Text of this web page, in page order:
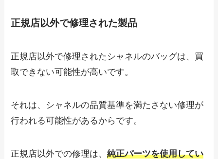
正規店以外で修理された製品
正規店以外で修理されたシャネルのバッグは、買
取できない可能性が高いです。
それは、シャネルの品質基準を満たさない修理が
行われる可能性があるからです。
正規店以外での修理は、純正パーツを使用してい